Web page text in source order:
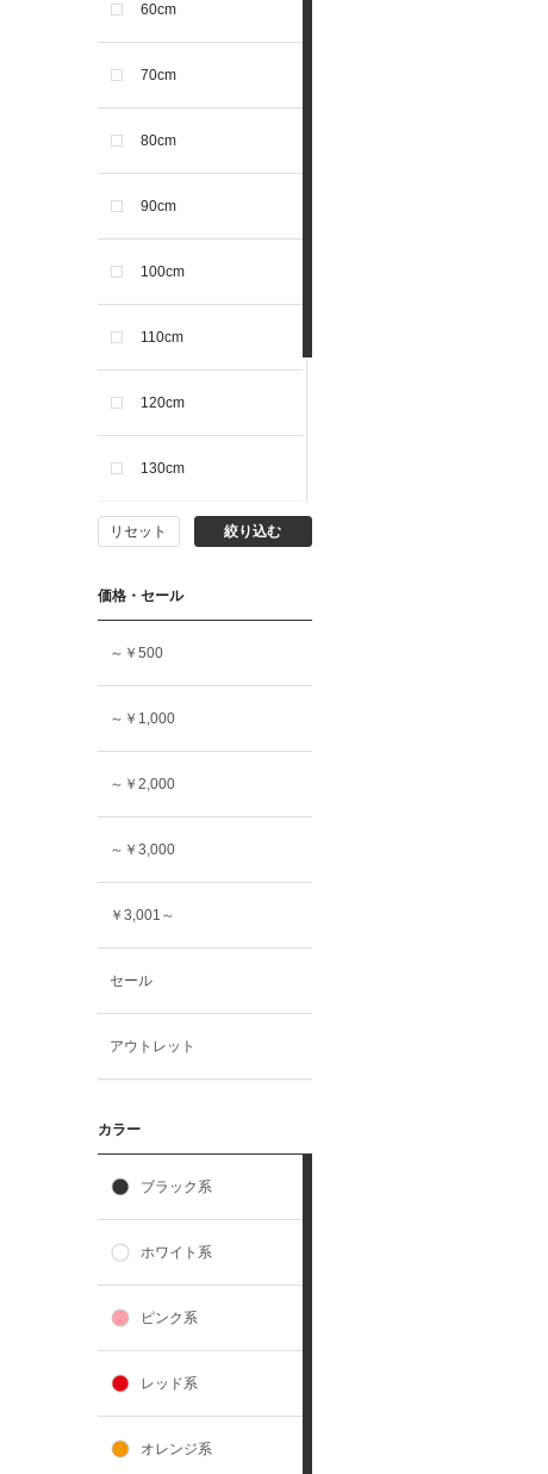
60cm
70cm
80cm
90cm
100cm
110cm
120cm
130cm
140cm
150cm
リセット 絞り込む
価格・セール
～￥500
～￥1,000
～￥2,000
～￥3,000
￥3,001～
セール
アウトレット
カラー
ブラック系
ホワイト系
ピンク系
レッド系
オレンジ系